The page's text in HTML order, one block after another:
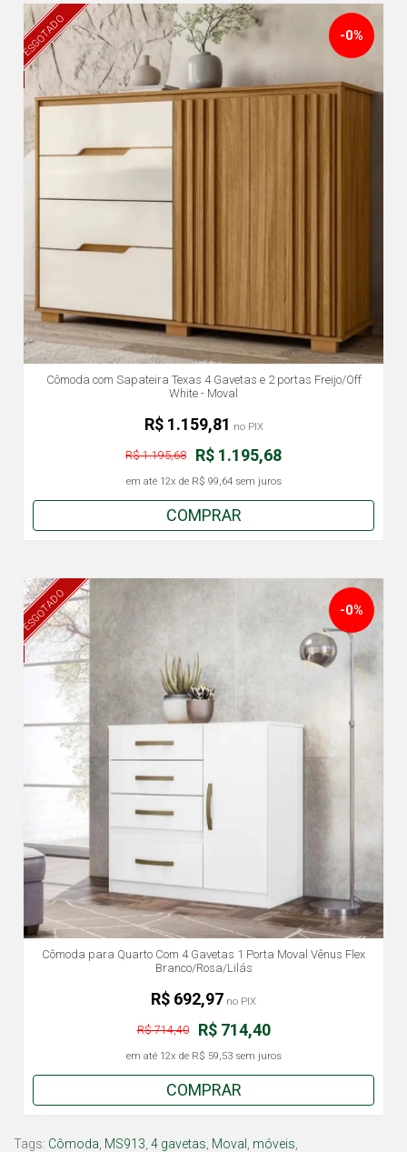
ESGOTADO
Cômoda com Sapateira Texas 4 Gavetas e 2 portas Freijo/Off
White - Moval
-0%
R$ 1.195,68
R$ 1.195,68
em até 12x de R$ 99,64sem juros
R$ 1.159,81 no PIX
COMPRAR
ESGOTADO
Cômoda para Quarto Com 4 Gavetas 1 Porta Moval Vênus Flex
Branco/Rosa/Lilás
-0%
R$ 714,40
R$ 714,40
em até 12x de R$ 59,53sem juros
R$ 692,97 no PIX
COMPRAR
Tags: Cômoda MS913 4 gavetas Moval móveis